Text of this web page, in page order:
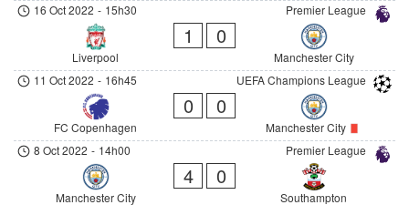
Premier League
16 Oct 2022 - 15h30
Liverpool
1 0
Manchester City
UEFA Champions League
11 Oct 2022 - 16h45
FC Copenhagen
0 0
Manchester City
Premier League
8 Oct 2022 - 14h00
Manchester City
4 0
Southampton